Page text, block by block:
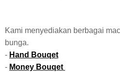
Kami menyediakan berbagai
bunga.
- Hand Bouqet
- Money Bouqet